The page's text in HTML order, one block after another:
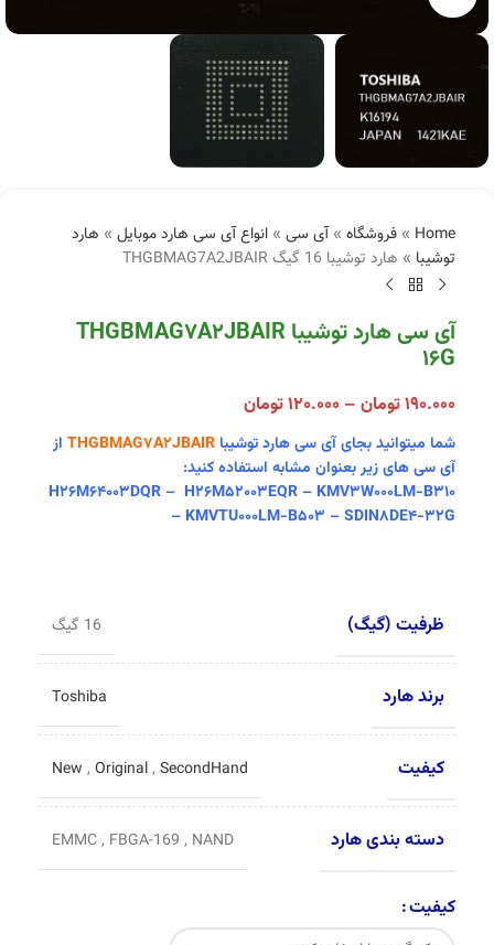
Home
» فروشگاه »آی سی » انواع آی سی هارد موبایل » هارد
توشیبا » هارد توشیبا 16 گیگ THGBMAG7A2JBAIR
آی سی هارد توشیبا THGBMAG7A2JBAIR
16G
۱۹۰.۰۰۰تومان – ۱۲۰.۰۰۰تومان
شما میتوانید بجای آی سی هارد توشیبا THGBMAG7A2JBAIR از
آی سی های زیر بعنوان مشابه استفاده کنید:
H26M64003DQR – H26M52003EQR – KMV3W000LM-B310
– KMVTU000LM-B503 – SDIN8DE4-32G
ظرفیت (گیگ) 16 گیگ
برند هارد Toshiba
کیفیت New , Original, SecondHand
دسته بندی هارد EMMC, FBGA-169 , NAND
کیفیت